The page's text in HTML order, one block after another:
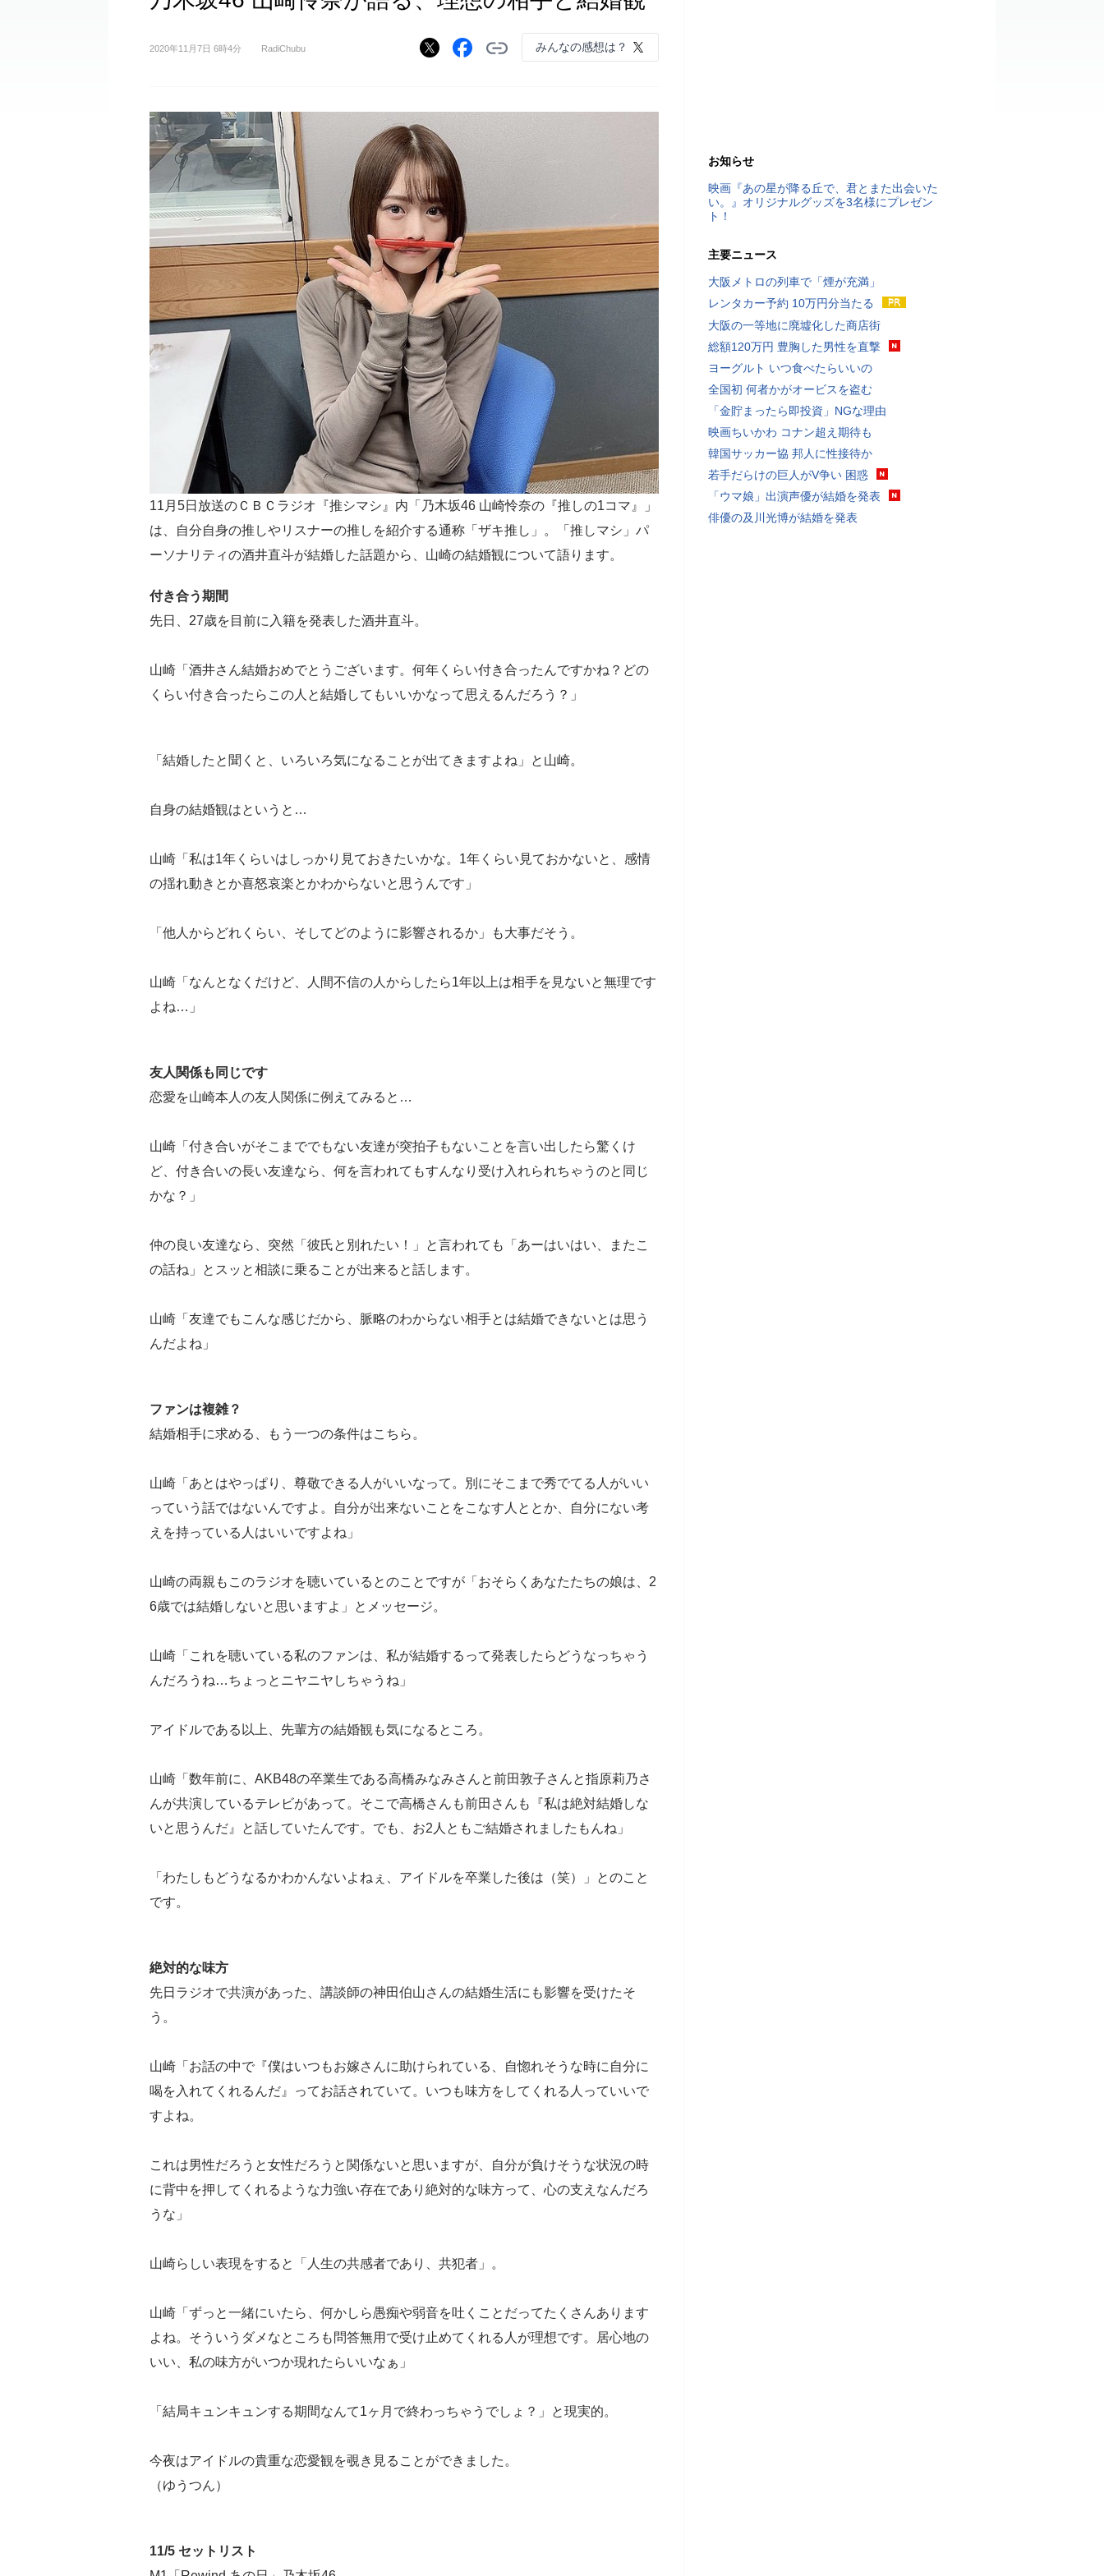
2020年11月7日 6時4分 RadiChubu みんなの感想は？
11月5日放送のＣＢＣラジオ『推シマシ』内「乃木坂46 山崎怜奈の『推しの1コマ』」
は、自分自身の推しやリスナーの推しを紹介する通称「ザキ推し」。「推しマシ」パ
ーソナリティの酒井直斗が結婚した話題から、山崎の結婚観について語ります。
付き合う期間
先日、27歳を目前に入籍を発表した酒井直斗。
山崎「酒井さん結婚おめでとうございます。何年くらい付き合ったんですかね？どの
くらい付き合ったらこの人と結婚してもいいかなって思えるんだろう？」
「結婚したと聞くと、いろいろ気になることが出てきますよね」と山崎。
自身の結婚観はというと…
山崎「私は1年くらいはしっかり見ておきたいかな。1年くらい見ておかないと、感情
の揺れ動きとか喜怒哀楽とかわからないと思うんです」
「他人からどれくらい、そしてどのように影響されるか」も大事だそう。
山崎「なんとなくだけど、人間不信の人からしたら1年以上は相手を見ないと無理です
よね…」
友人関係も同じです
恋愛を山崎本人の友人関係に例えてみると…
山崎「付き合いがそこまででもない友達が突拍子もないことを言い出したら驚くけ
ど、付き合いの長い友達なら、何を言われてもすんなり受け入れられちゃうのと同じ
かな？」
仲の良い友達なら、突然「彼氏と別れたい！」と言われても「あーはいはい、またこ
の話ね」とスッと相談に乗ることが出来ると話します。
山崎「友達でもこんな感じだから、脈略のわからない相手とは結婚できないとは思う
んだよね」
ファンは複雑？
結婚相手に求める、もう一つの条件はこちら。
山崎「あとはやっぱり、尊敬できる人がいいなって。別にそこまで秀でてる人がいい
っていう話ではないんですよ。自分が出来ないことをこなす人ととか、自分にない考
えを持っている人はいいですよね」
山崎の両親もこのラジオを聴いているとのことですが「おそらくあなたたちの娘は、2
6歳では結婚しないと思いますよ」とメッセージ。
山崎「これを聴いている私のファンは、私が結婚するって発表したらどうなっちゃう
んだろうね…ちょっとニヤニヤしちゃうね」
アイドルである以上、先輩方の結婚観も気になるところ。
山崎「数年前に、AKB48の卒業生である高橋みなみさんと前田敦子さんと指原莉乃さ
んが共演しているテレビがあって。そこで高橋さんも前田さんも『私は絶対結婚しな
いと思うんだ』と話していたんです。でも、お2人ともご結婚されましたもんね」
「わたしもどうなるかわかんないよねぇ、アイドルを卒業した後は（笑）」とのこと
です。
絶対的な味方
先日ラジオで共演があった、講談師の神田伯山さんの結婚生活にも影響を受けたそ
う。
山崎「お話の中で『僕はいつもお嫁さんに助けられている、自惚れそうな時に自分に
喝を入れてくれるんだ』ってお話されていて。いつも味方をしてくれる人っていいで
すよね。
これは男性だろうと女性だろうと関係ないと思いますが、自分が負けそうな状況の時
に背中を押してくれるような力強い存在であり絶対的な味方って、心の支えなんだろ
うな」
山崎らしい表現をすると「人生の共感者であり、共犯者」。
山崎「ずっと一緒にいたら、何かしら愚痴や弱音を吐くことだってたくさんあります
よね。そういうダメなところも問答無用で受け止めてくれる人が理想です。居心地の
いい、私の味方がいつか現れたらいいなぁ」
「結局キュンキュンする期間なんて1ヶ月で終わっちゃうでしょ？」と現実的。
今夜はアイドルの貴重な恋愛観を覗き見ることができました。
（ゆうつん）
11/5 セットリスト
お知らせ
映画『あの星が降る丘で、君とまた出会いた
い。』オリジナルグッズを3名様にプレゼン
ト！
主要ニュース
大阪メトロの列車で「煙が充満」
レンタカー予約 10万円分当たる
大阪の一等地に廃墟化した商店街
総額120万円 豊胸した男性を直撃
ヨーグルト いつ食べたらいいの
全国初 何者かがオービスを盗む
「金貯まったら即投資」NGな理由
映画ちいかわ コナン超え期待も
韓国サッカー協 邦人に性接待か
若手だらけの巨人がV争い 困惑
「ウマ娘」出演声優が結婚を発表
俳優の及川光博が結婚を発表